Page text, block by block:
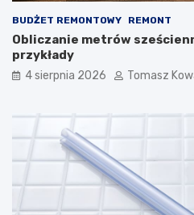
BUDŻET REMONTOWY REMONT
Obliczanie metrów
przykłady
4 sierpnia 2026 Tomasz